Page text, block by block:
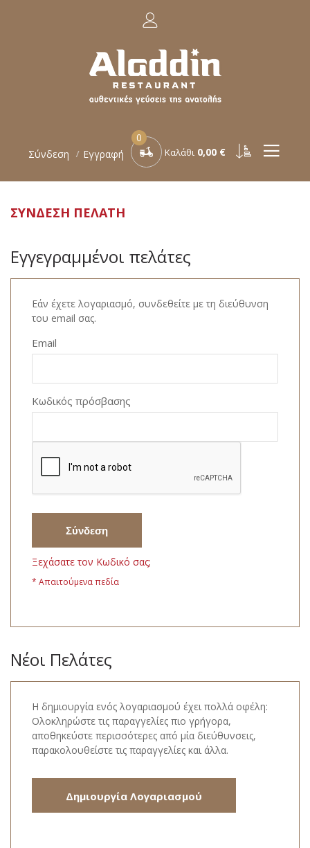
Σύνδεση Εγγραφή
0
Καλάθι 0,00 €
ΣΎΝΔΕΣΗ ΠΕΛΆΤΗ
Εγγεγραμμένοι πελάτες
Εάν έχετε λογαριασμό, συνδεθείτε με τη διεύθυνση
του email σας.
Email
Κωδικός πρόσβασης
Σύνδεση
Ξεχάσατε τον Κωδικό σας;
Νέοι Πελάτες
Η δημιουργία ενός λογαριασμού έχει πολλά οφέλη:
Ολοκληρώστε τις παραγγελίες πιο γρήγορα,
αποθηκεύστε περισσότερες από μία διεύθυνσεις,
παρακολουθείστε τις παραγγελίες και άλλα.
Δημιουργία Λογαριασμού